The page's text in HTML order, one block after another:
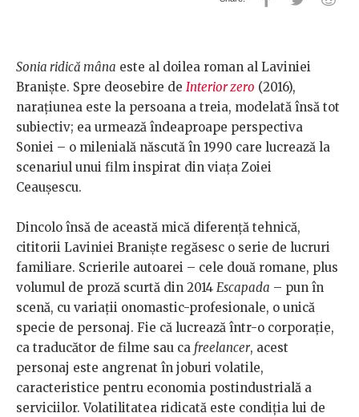
Sonia ridică mâna este al doilea roman al Laviniei
Braniște. Spre deosebire de Interior zero (2016),
narațiunea este la persoana a treia, modelată însă tot
subiectiv; ea urmează îndeaproape perspectiva
Soniei – o milenială născută în 1990 care lucrează la
scenariul unui film inspirat din viața Zoiei
Ceaușescu.
Dincolo însă de această mică diferență tehnică,
cititorii Laviniei Braniște regăsesc o serie de lucruri
familiare. Scrierile autoarei – cele două romane, plus
volumul de proză scurtă din 2014 Escapada – pun în
scenă, cu variații onomastic-profesionale, o unică
specie de personaj. Fie că lucrează într-o corporație,
ca traducător de filme sau ca freelancer, acest
personaj este angrenat în joburi volatile,
caracteristice pentru economia postindustrială a
serviciilor. Volatilitatea ridicată este condiția lui de